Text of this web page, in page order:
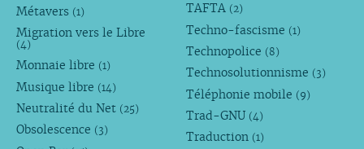
Métavers (1)
Migration vers le Libre
(4)
Monnaie libre (1)
Musique libre (14)
Neutralité du Net (25)
Obsolescence (3)
TAFTA (2)
Techno-fascisme (1)
Technopolice (8)
Technosolutionnisme (3)
Téléphonie mobile (9)
Trad-GNU (4)
Traduction (1)